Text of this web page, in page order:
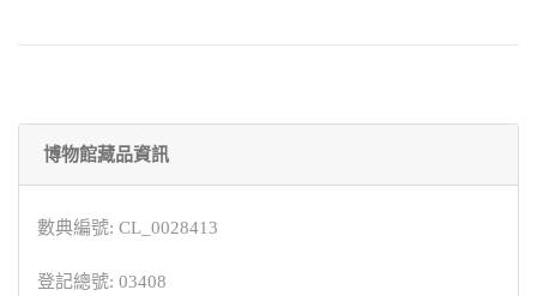
博物館藏品資訊
數典編號: CL_0028413
登記總號: 03408